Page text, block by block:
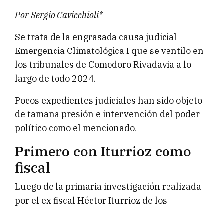
Por Sergio Cavicchioli*
Se trata de la engrasada causa judicial
Emergencia Climatológica I que se ventilo en
los tribunales de Comodoro Rivadavia a lo
largo de todo 2024.
Pocos expedientes judiciales han sido objeto
de tamaña presión e intervención del poder
político como el mencionado.
Primero con Iturrioz como
fiscal
Luego de la primaria investigación realizada
por el ex fiscal Héctor Iturrioz de los